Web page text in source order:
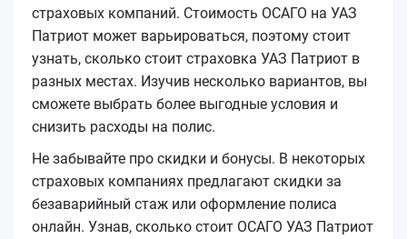
страховых компаний. Стоимость ОСАГО на УАЗ
Патриот может варьироваться, поэтому стоит
узнать, сколько стоит страховка УАЗ Патриот в
разных местах. Изучив несколько вариантов, вы
сможете выбрать более выгодные условия и
снизить расходы на полис.
Не забывайте про скидки и бонусы. В некоторых
страховых компаниях предлагают скидки за
безаварийный стаж или оформление полиса
онлайн. Узнав, сколько стоит ОСАГО УАЗ Патриот